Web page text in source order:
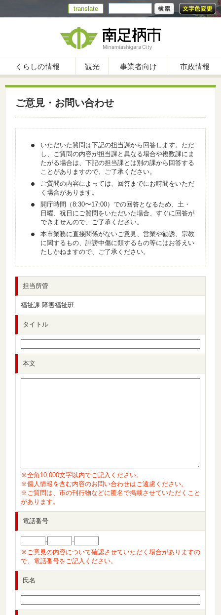
translate
くらしの情報 観光 事業者向け 市政情報
ご意見・お問い合わせ
いただいた質問は下記の担当課から回答します。ただ
し、ご質問の内容が担当課と異なる場合や複数課にま
たがる場合は、下記の担当課とは別の課から回答する
ことがありますので、ご了承ください。
ご質問の内容によっては、回答までにお時間をいただ
く場合があります。
開庁時間（8:30〜17:00）での回答となるため、土・
日曜、祝日にご質問をいただいた場合、すぐに回答が
できませんので、ご了承ください。
本市業務に直接関係がないご意見、営業や勧誘、宗教
に関するもの、誹謗中傷に類するもの等にはお答えい
たしかねますので、ご了承ください。
担当所管
福祉課 障害福祉班
タイトル
本文
※全角10,000文字以内でご記入ください。
※個人情報を含む内容のお問い合わせはご遠慮ください。
※ご質問は、市の刊行物などに匿名で掲載させていただくこと
があります。
電話番号
-
-
※ご意見の内容について確認させていただく場合がありますの
で、電話番号をご記入ください。
氏名